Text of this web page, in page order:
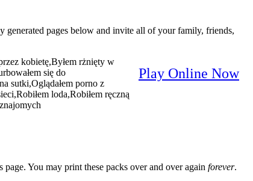
generated pages below and invite all of your family, friends,
Play Online Now
kobietę,Byłem rżnięty w
się do
sutki,Oglądałem porno z
loda,Robiłem ręczną
page. You may print these packs over and over again forever.